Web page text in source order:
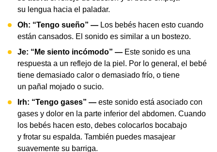
su lengua hacia el paladar.
Oh: “Tengo sueño” — Los bebés hacen esto cuando
están cansados. El sonido es similar a un bostezo.
Je: “Me siento incómodo” — Este sonido es una
respuesta a un reflejo de la piel. Por lo general, el bebé
tiene demasiado calor o demasiado frío, o tiene
un pañal mojado o sucio.
Irh: “Tengo gases” — este sonido está asociado con
gases y dolor en la parte inferior del abdomen. Cuando
los bebés hacen esto, debes colocarlos bocabajo
y frotar su espalda. También puedes masajear
suavemente su barriga.